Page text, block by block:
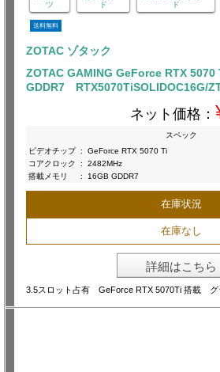
ツ
ド
ド
送料無料
ZOTAC ゾタック
ZOTAC GAMING GeForce RTX 5070
GDDR7 RTX5070TiSOLIDOC16G/
ネット価格：
スペック
ビデオチップ :
GeForce RTX 5070 Ti
コアクロック
:
2482MHz
搭載メモリ
: 16GB GDDR7
在庫状況
在庫なし
詳細はこちら
3.5スロット占有 GeForce RTX 5070Ti 搭載 グ